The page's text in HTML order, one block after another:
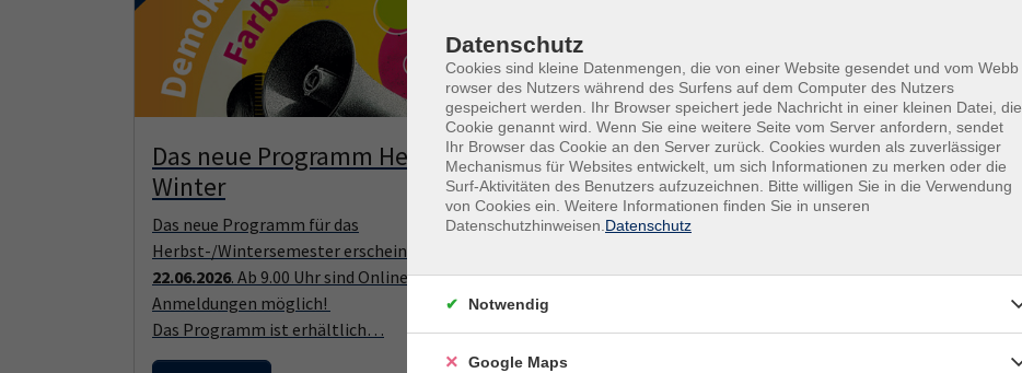
Das neue Programm Herbst /
Winter
Das neue Programm für das
Herbst-/Wintersemester erscheint am
22.06.2026. Ab 9.00 Uhr sind Online-
Anmeldungen möglich!
Das Programm ist erhältlich…
Datenschutz
Cookies sind kleine Datenmengen, die von einer Website gesendet und vom Webb
rowser des Nutzers während des Surfens auf dem Computer des Nutzers
gespeichert werden. Ihr Browser speichert jede Nachricht in einer kleinen Datei, die
Cookie genannt wird. Wenn Sie eine weitere Seite vom Server anfordern, sendet
Ihr Browser das Cookie an den Server zurück. Cookies wurden als zuverlässiger
Mechanismus für Websites entwickelt, um sich Informationen zu merken oder die
Surf-Aktivitäten des Benutzers aufzuzeichnen. Bitte willigen Sie in die Verwendung
von Cookies ein. Weitere Informationen finden Sie in unseren
Datenschutzhinweisen. Datenschutz
Notwendig
Google Maps